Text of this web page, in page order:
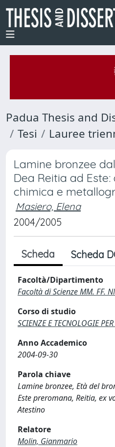
Padua Thesis and
Tesi
Lauree
Lamine bronzee
Dea Reitia ad
chimica e
Masiero, Elena
2004/2005
Scheda Scheda
Facoltà/Dipartimento
Facoltà di Scienze MM. FF.
Corso di studio
SCIENZE E TECNOLOGIE
Anno Accademico
2004-09-30
Parola chiave
Lamine bronzee, Età del
Este preromana, Reitia, ex
Atestino
Relatore
Molin, Gianmario